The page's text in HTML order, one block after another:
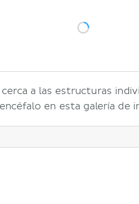
a las estructuras
en esta galería de